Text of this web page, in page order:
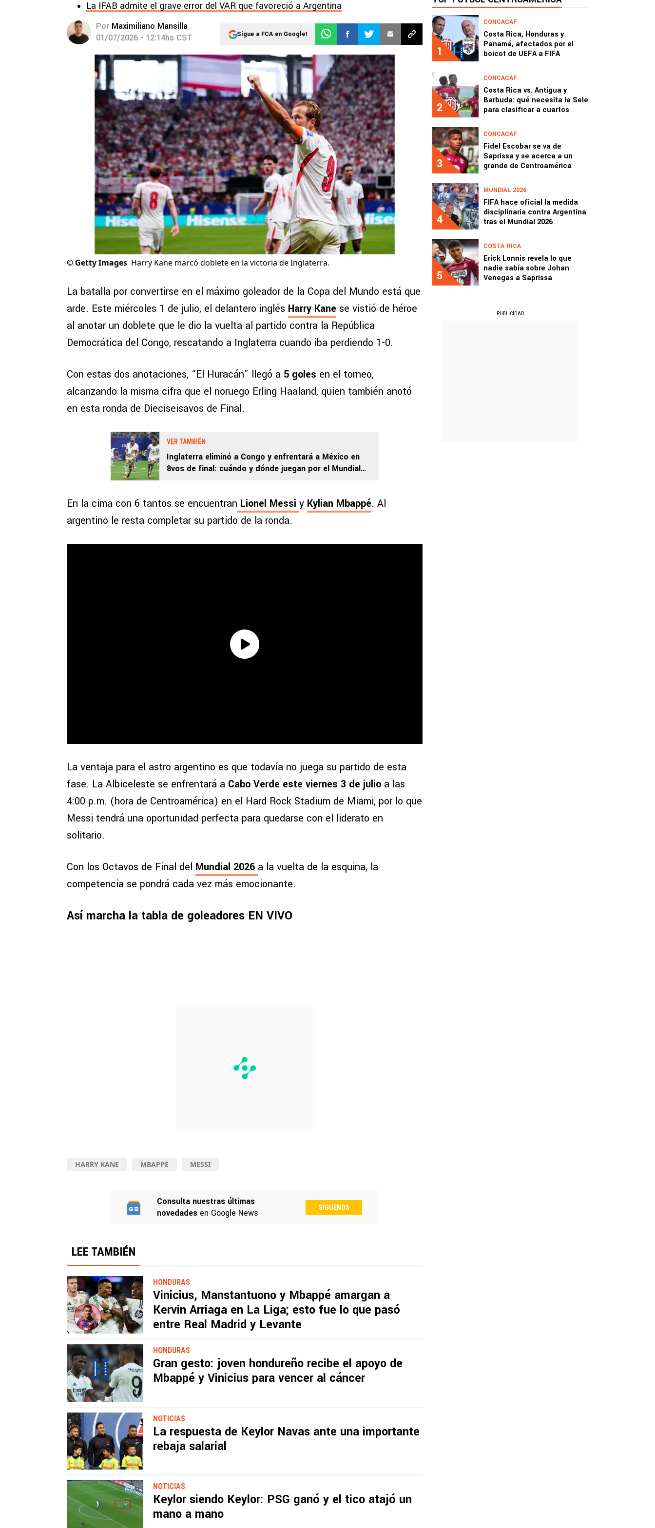
La IFAB admite el grave error del VAR que favoreció a Argentina
Por Maximiliano Mansilla
01/07/2026 - 12:14hs CST
Sigue a FCA en Google!
© Getty Images Harry Kane marcó doblete en la victoria de Inglaterra.
La batalla por convertirse en el máximo goleador de la Copa del Mundo está que
arde. Este miércoles 1 de julio, el delantero inglés Harry Kane se vistió de héroe
al anotar un doblete que le dio la vuelta al partido contra la República
Democrática del Congo, rescatando a Inglaterra cuando iba perdiendo 1-0.
Con estas dos anotaciones, “El Huracán” llegó a 5 goles en el torneo,
alcanzando la misma cifra que el noruego Erling Haaland, quien también anotó
en esta ronda de Dieciseisavos de Final.
VER TAMBIÉN
Inglaterra eliminó a Congo y enfrentará a México en
8vos de final: cuándo y dónde juegan por el Mundial
En la cima con 6 tantos se encuentran Lionel Messi y Kylian Mbappé. Al
argentino le resta completar su partido de la ronda.
La ventaja para el astro argentino es que todavía no juega su partido de esta
fase. La Albiceleste se enfrentará a Cabo Verde este viernes 3 de julio a las
4:00 p.m. (hora de Centroamérica) en el Hard Rock Stadium de Miami, por lo que
Messi tendrá una oportunidad perfecta para quedarse con el liderato en
solitario.
Con los Octavos de Final del Mundial 2026 a la vuelta de la esquina, la
competencia se pondrá cada vez más emocionante.
Así marcha la tabla de goleadores EN VIVO
HARRY KANE MBAPPE MESSI
Consulta nuestras últimas
novedades en Google News
SÍGUENOS
LEE TAMBIÉN
HONDURAS
Vinicius, Manstantuono y Mbappé amargan a
Kervin Arriaga en La Liga; esto fue lo que pasó
entre Real Madrid y Levante
HONDURAS
Gran gesto: joven hondureño recibe el apoyo de
Mbappé y Vinicius para vencer al cáncer
NOTICIAS
La respuesta de Keylor Navas ante una importante
rebaja salarial
NOTICIAS
Keylor siendo Keylor: PSG ganó y el tico atajó un
mano a mano
1
CONCACAF
Costa Rica, Honduras y
Panamá, afectados por el
boicot de UEFA a FIFA
2
CONCACAF
Costa Rica vs. Antigua y
Barbuda: qué necesita la Sele
para clasificar a cuartos
3
CONCACAF
Fidel Escobar se va de
Saprissa y se acerca a un
grande de Centroamérica
4
MUNDIAL 2026
FIFA hace oficial la medida
disciplinaria contra Argentina
tras el Mundial 2026
5
COSTA RICA
Erick Lonnis revela lo que
nadie sabía sobre Johan
Venegas a Saprissa
PUBLICIDAD